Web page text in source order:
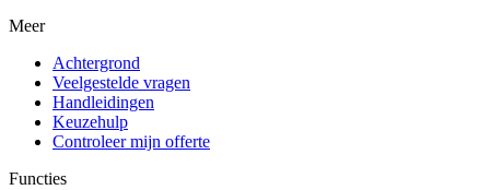
Meer
Achtergrond
Veelgestelde vragen
Handleidingen
Keuzehulp
Controleer mijn offerte
Functies